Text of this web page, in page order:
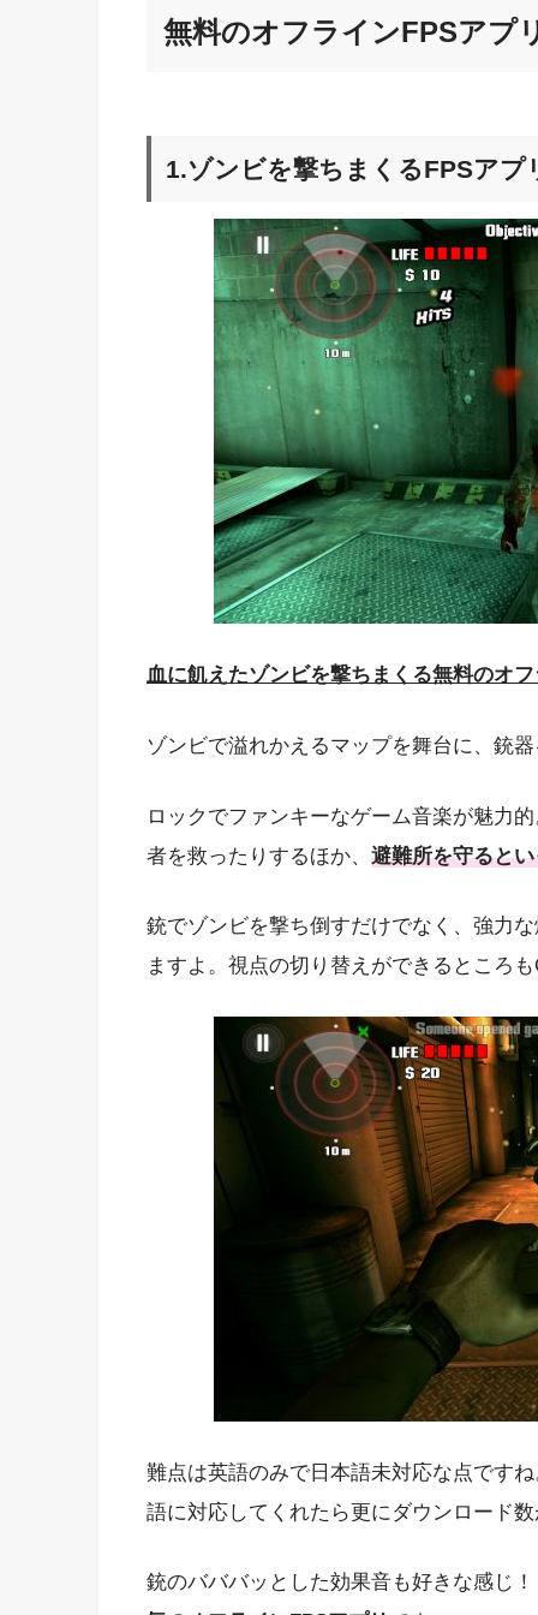
無料のオフラインFPSアプ
1.ゾンビを撃ちまくるFPSアプ
血に飢えたゾンビを撃ちまくる無料のオフ
ゾンビで溢れかえるマップを舞台に、銃
ロックでファンキーなゲーム音楽が魅力
者を救ったりするほか、 避難所を守ると
銃でゾンビを撃ち倒すだけでなく、強力
ますよ。視点の切り替えができるところも
難点は英語のみで日本語未対応な点です
語に対応してくれたら更にダウンロード数
銃のバババッとした効果音も好きな感じ！